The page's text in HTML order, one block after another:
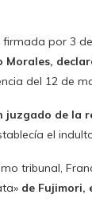
por 3
Morales,
del 12 de
juzgado de la
el
tribunal,
de Fujimori,